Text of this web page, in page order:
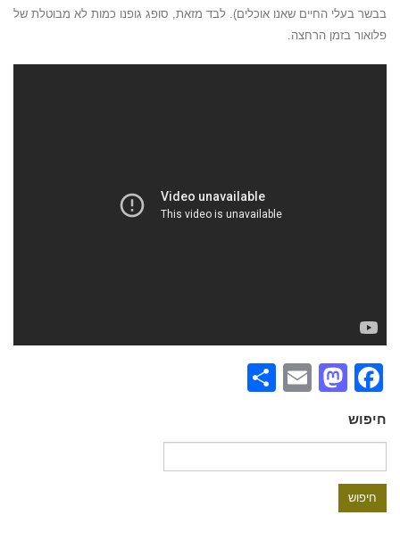
בבשר בעלי החיים שאנו אוכלים). לבד מזאת, סופג גופנו כמות לא מבוטלת של
פלואור בזמן הרחצה.
Facebook
Mastodon
Email
חיפוש